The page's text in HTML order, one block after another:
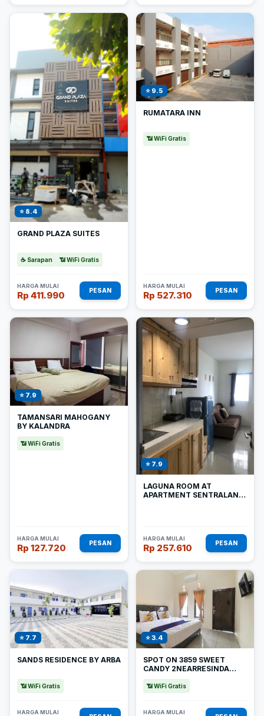
⭐ 8.4
GRAND PLAZA SUITES
☕ Sarapan 📶 WiFi Gratis
HARGA MULAI
Rp 411.990 PESAN
⭐ 9.5
RUMATARA INN
📶 WiFi Gratis
HARGA MULAI
Rp 527.310 PESAN
⭐ 7.9
TAMANSARI MAHOGANY
BY KALANDRA
📶 WiFi Gratis
HARGA MULAI
Rp 127.720 PESAN
⭐ 7.9
LAGUNA ROOM AT
APARTMENT SENTRALAND
HARGA MULAI
Rp 257.610 PESAN
⭐ 7.7
SANDS RESIDENCE BY ARBA
📶 WiFi Gratis
HARGA MULAI
⭐ 3.4
SPOT ON 3859 SWEET
CANDY 2NEARRESINDA
📶 WiFi Gratis
HARGA MULAI